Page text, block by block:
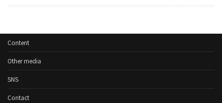
Content
Other media
SNS
Contact